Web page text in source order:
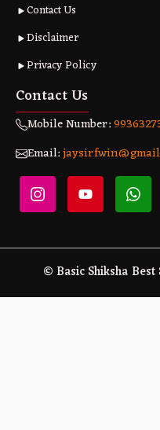
Contact Us
Disclaimer
Privacy Policy
Contact Us
Mobile Number:
Email:
© Basic Shiksha